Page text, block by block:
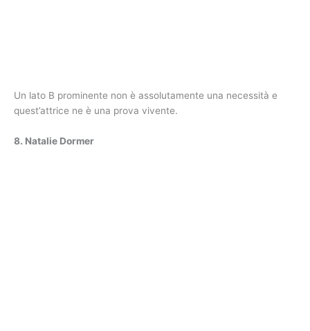
Un lato B prominente non è assolutamente una necessità e
quest’attrice ne è una prova vivente.
8. Natalie Dormer